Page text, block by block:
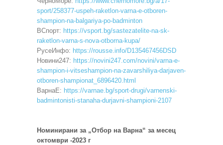
sport/258377-uspeh-raketlon-varna-e-otboren-
shampion-na-balgariya-po-badminton
ВСпорт: https://vsport.bg/sastezatelite-na-sk-
raketlon-varna-s-nova-otborna-kupa/
РусеИнфо: https://rousse.info/D135467456DSD
Новини247: https://novini247.com/novini/varna-e-
shampion-i-vitseshampion-na-zavarshiliya-darjaven-
otboren-shampionat_6896420.html
ВарнаЕ: https://varnae.bg/sport-drugi/varnenski-
badmintonisti-stanaha-durjavni-shampioni-2107
Номинирани за „Отбор на Варна“ за месец
октомври -2023 г